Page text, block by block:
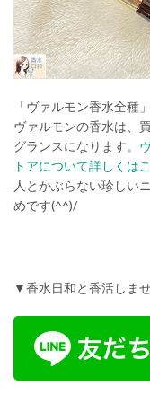
「ヴァルモン香水全種」
ヴァルモンの香水は、
グランスになります。
トアについて詳しくは
人とかぶらない珍しい
めです(^^)/
▼香水日和と香活しま